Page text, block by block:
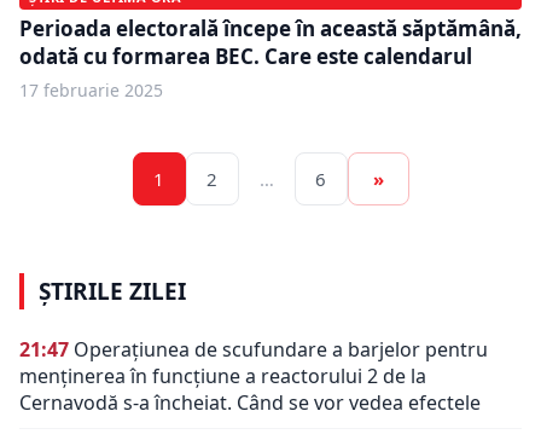
Perioada electorală începe în această săptămână,
odată cu formarea BEC. Care este calendarul
17 februarie 2025
1 2 … 6 »
ȘTIRILE ZILEI
21:47 Operațiunea de scufundare a barjelor pentru
menținerea în funcțiune a reactorului 2 de la
Cernavodă s-a încheiat. Când se vor vedea efectele